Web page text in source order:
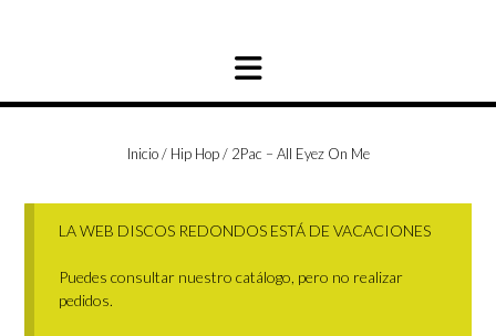
Inicio/ Hip Hop/ 2Pac – All Eyez On Me
LA WEB DISCOS REDONDOS ESTÁ DE VACACIONES
Puedes consultar nuestro catálogo, pero no realizar
pedidos.